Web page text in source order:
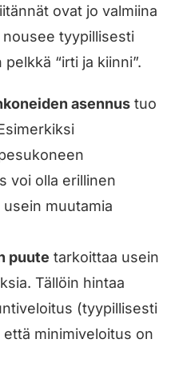
ovat jo valmiina
nousee tyypillisesti
“irti ja kiinni”.
asennustuo
voi olla erillinen
muutamia
puute tarkoittaa usein
Tällöin hintaa
(tyypillisesti
minimiveloitus on